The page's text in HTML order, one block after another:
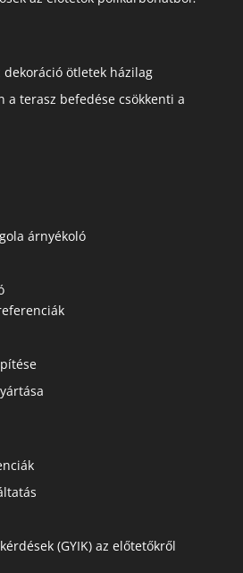
dekoráció ötletek házilag
a terasz befedése csökkenti a
árnyékoló
(GYIK) az előtetőkről